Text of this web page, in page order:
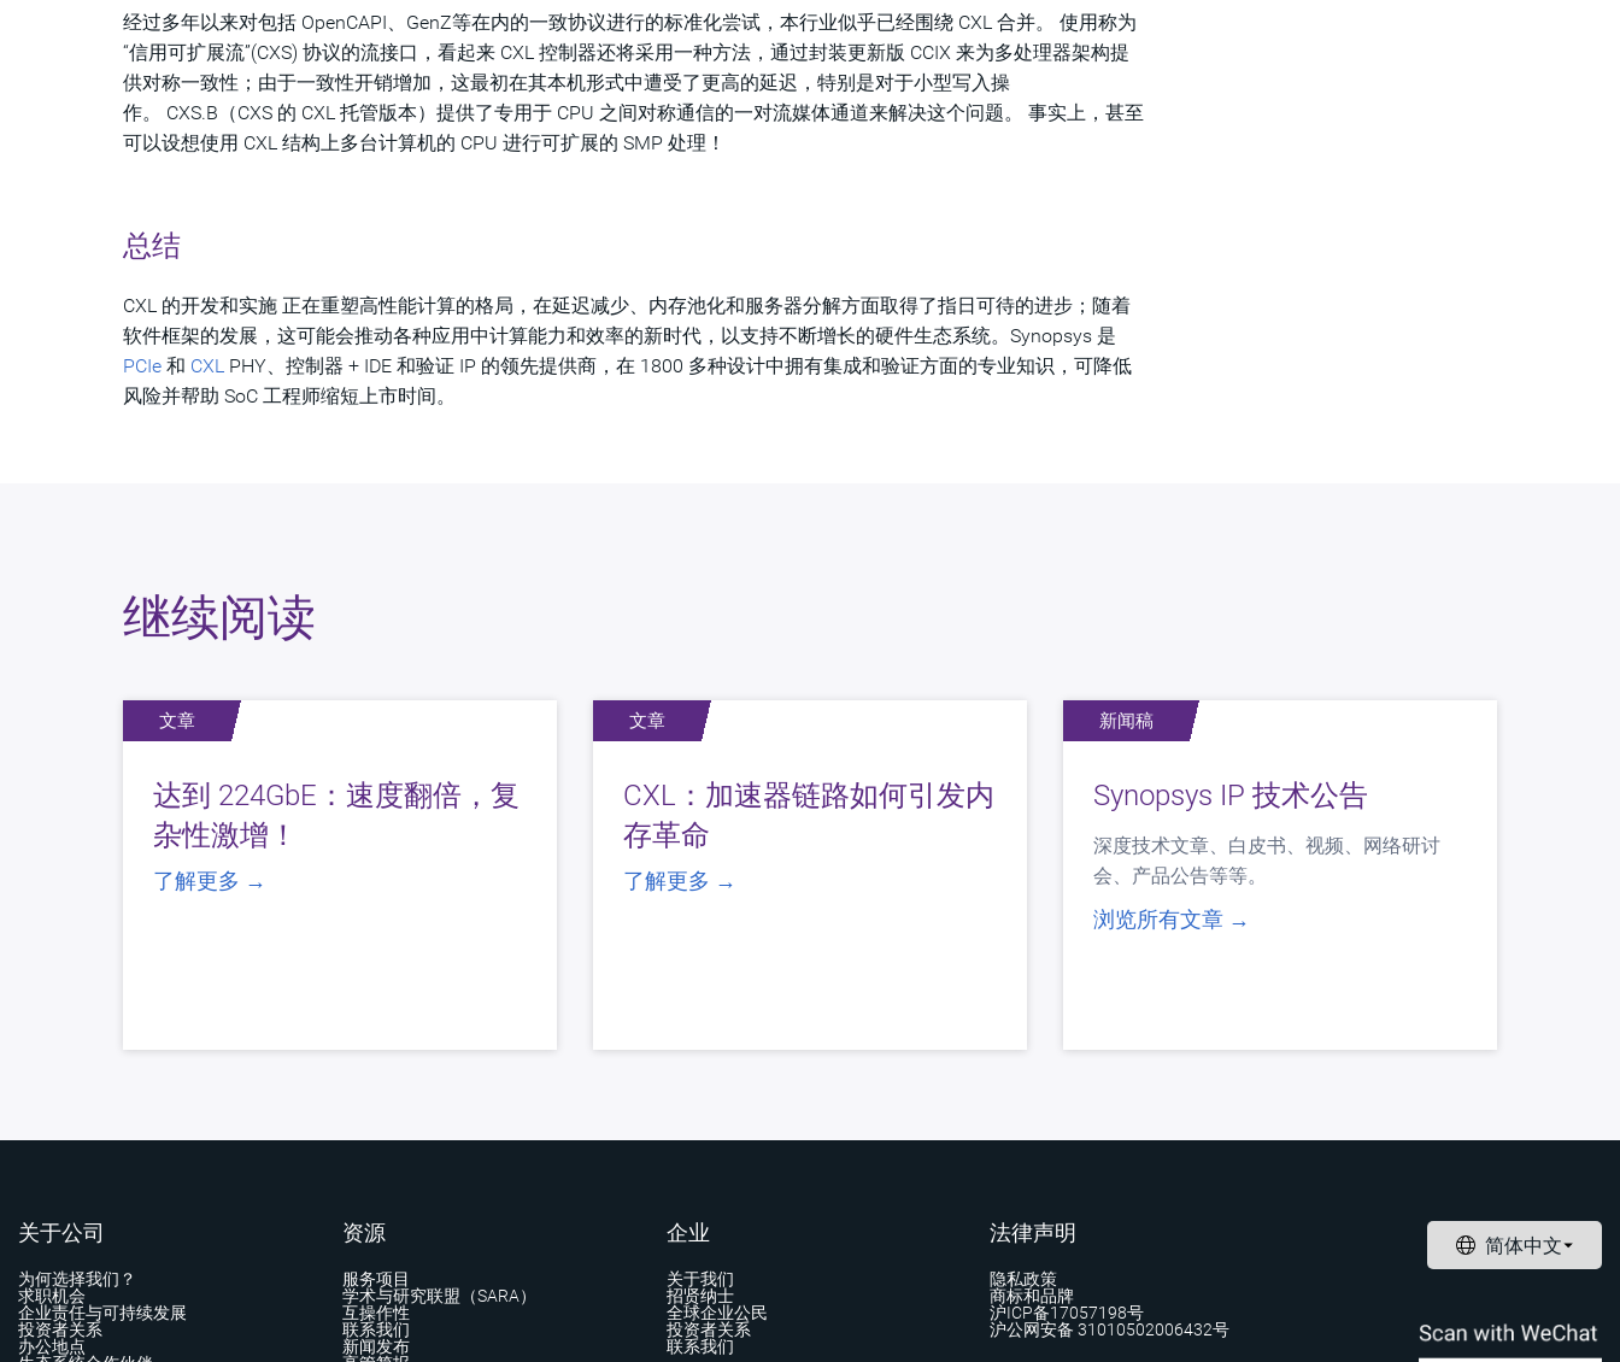
经过多年以来对包括 OpenCAPI、GenZ等在内的一致协议进行的标准化尝试，本行业似乎已经围绕 CXL 合并。 使用称为
“信用可扩展流”(CXS) 协议的流接口，看起来 CXL 控制器还将采用一种方法，通过封装更新版 CCIX 来为多处理器架构提
供对称一致性；由于一致性开销增加，这最初在其本机形式中遭受了更高的延迟，特别是对于小型写入操
作。 CXS.B（CXS 的 CXL 托管版本）提供了专用于 CPU 之间对称通信的一对流媒体通道来解决这个问题。 事实上，甚至
可以设想使用 CXL 结构上多台计算机的 CPU 进行可扩展的 SMP 处理！
总结
CXL 的开发和实施 正在重塑高性能计算的格局，在延迟减少、内存池化和服务器分解方面取得了指日可待的进步；随着
软件框架的发展，这可能会推动各种应用中计算能力和效率的新时代，以支持不断增长的硬件生态系统。Synopsys 是
PCIe 和 CXL PHY、控制器 + IDE 和验证 IP 的领先提供商，在 1800 多种设计中拥有集成和验证方面的专业知识，可降低
风险并帮助 SoC 工程师缩短上市时间。
继续阅读
文章
达到 224GbE：速度翻倍，复
杂性激增！
了解更多 →
文章
CXL：加速器链路如何引发内
存革命
了解更多 →
新闻稿
Synopsys IP 技术公告
深度技术文章、白皮书、视频、网络研讨
会、产品公告等等。
浏览所有文章 →
关于公司
为何选择我们？
求职机会
企业责任与可持续发展
投资者关系
办公地点
资源
服务项目
学术与研究联盟（SARA）
互操作性
联系我们
新闻发布
企业
关于我们
招贤纳士
全球企业公民
投资者关系
联系我们
法律声明
隐私政策
商标和品牌
沪ICP备17057198号
沪公网安备 31010502006432号